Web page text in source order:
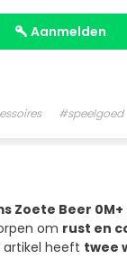
aanmelden
#speelgoed
Zoete Beer
om rust en
artikel heeft twee